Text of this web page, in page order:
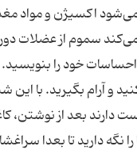
اکسیژن و مواد
سموم از عضلات
احساسات خود را
و آرام بگیرید. با
بعد از نوشتن،
دارید تا بعدا